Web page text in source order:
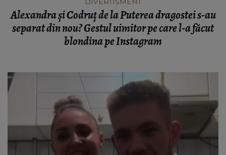
DIVERTISMENT
Alexandra și Codruț de la Puterea dragostei s-au
separat din nou? Gestul uimitor pe care l-a făcut
blondina pe Instagram